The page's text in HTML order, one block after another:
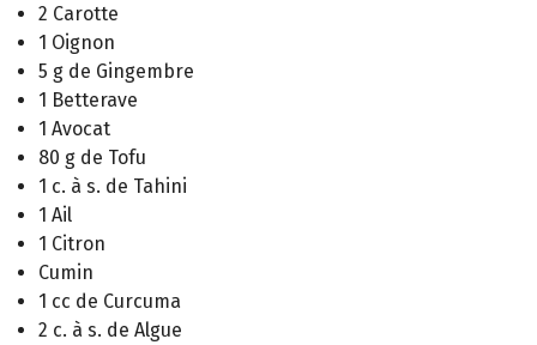
2 Carotte
1 Oignon
5 g de Gingembre
1 Betterave
1 Avocat
80 g de Tofu
1 c. à s. de Tahini
1 Ail
1 Citron
Cumin
1 cc de Curcuma
2 c. à s. de Algue